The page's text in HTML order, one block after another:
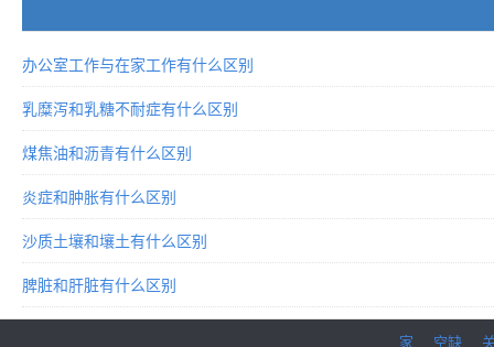
办公室工作与在家工作有什么区别
乳糜泻和乳糖不耐症有什么区别
煤焦油和沥青有什么区别
炎症和肿胀有什么区别
沙质土壤和壤土有什么区别
脾脏和肝脏有什么区别
家 空缺